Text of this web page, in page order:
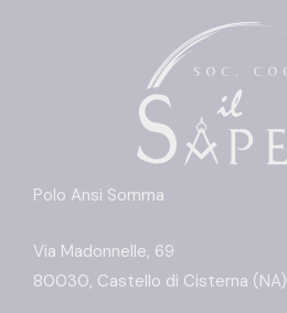
Polo Ansi Somma
Via Madonnelle, 69
80030, Castello di Cisterna (NA)